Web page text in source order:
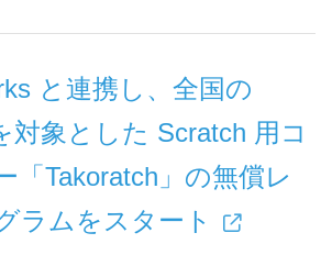
と連携し、全国の
対象とした Scratch 用コ
「Takoratch」の無償レ
ラムをスタート